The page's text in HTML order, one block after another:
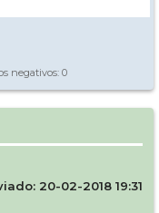
negativos: 0
20-02-2018 19:31